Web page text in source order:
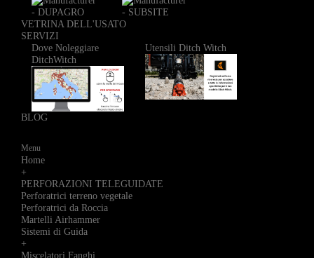
VETRINA DELL'USATO
SERVIZI
Dove Noleggiare
DitchWitch
Utensili Ditch Witch
BLOG
Menu
Home
+
PERFORAZIONI TELEGUIDATE
Perforatrici terreno vegetale
Perforatrici da Roccia
Martelli Airhammer
Sistemi di Guida
+
Miscelatori Fanghi